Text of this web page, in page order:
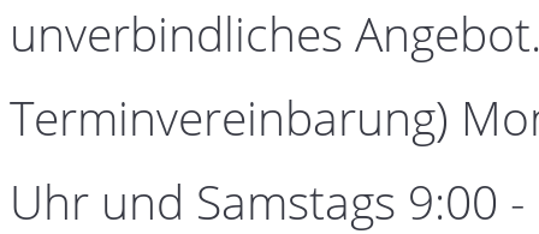
unverbindliches
Terminvereinbarung)
Uhr und Samstags 9:00